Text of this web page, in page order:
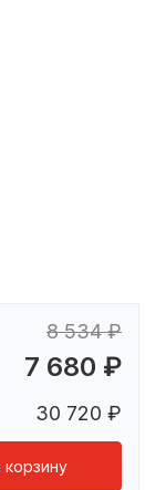
8 534₽
7 680 ₽
30 720 ₽